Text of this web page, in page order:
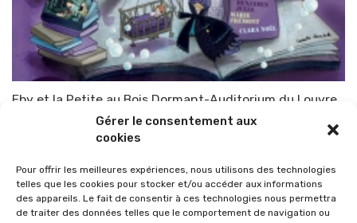
Gérer le consentement aux
cookies
Pour offrir les meilleures expériences, nous utilisons des technologies
telles que les cookies pour stocker et/ou accéder aux informations
des appareils. Le fait de consentir à ces technologies nous permettra
de traiter des données telles que le comportement de navigation ou
Eby et la Petite au Bois Dormant-Auditorium du Louvre
TOP-PARENTS 3 février 2011